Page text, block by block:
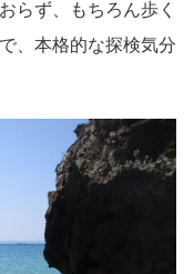
らず、もちろん歩く
、本格的な探検気分